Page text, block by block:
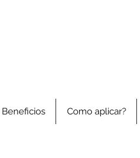
Beneficios Como aplicar?